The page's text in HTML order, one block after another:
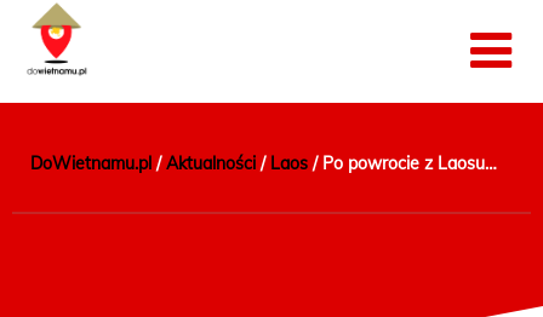
DoWietnamu.pl /Aktualności / Laos / Po powrocie z Laosu…